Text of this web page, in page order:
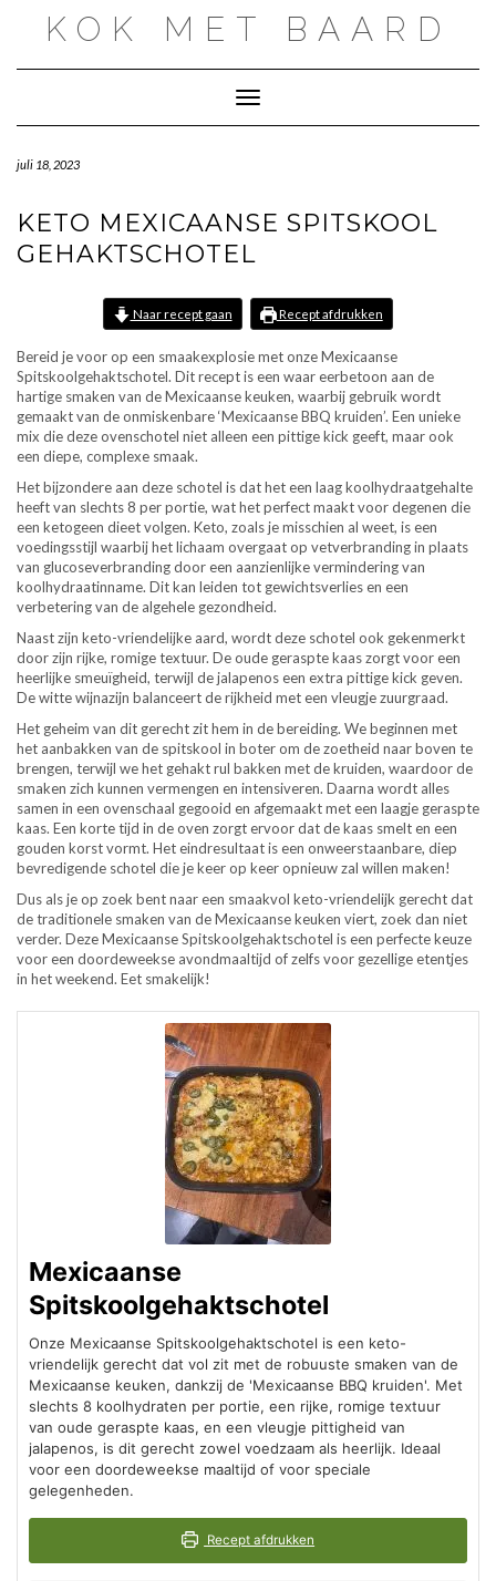
KOK MET BAARD
Toggle navigatie
juli 18, 2023
KETO MEXICAANSE SPITSKOOL
GEHAKTSCHOTEL
Naar recept gaan Recept afdrukken
Bereid je voor op een smaakexplosie met onze Mexicaanse
Spitskoolgehaktschotel. Dit recept is een waar eerbetoon aan de
hartige smaken van de Mexicaanse keuken, waarbij gebruik wordt
gemaakt van de onmiskenbare ‘Mexicaanse BBQ kruiden’. Een unieke
mix die deze ovenschotel niet alleen een pittige kick geeft, maar ook
een diepe, complexe smaak.
Het bijzondere aan deze schotel is dat het een laag koolhydraatgehalte
heeft van slechts 8 per portie, wat het perfect maakt voor degenen die
een ketogeen dieet volgen. Keto, zoals je misschien al weet, is een
voedingsstijl waarbij het lichaam overgaat op vetverbranding in plaats
van glucoseverbranding door een aanzienlijke vermindering van
koolhydraatinname. Dit kan leiden tot gewichtsverlies en een
verbetering van de algehele gezondheid.
Naast zijn keto-vriendelijke aard, wordt deze schotel ook gekenmerkt
door zijn rijke, romige textuur. De oude geraspte kaas zorgt voor een
heerlijke smeuïgheid, terwijl de jalapenos een extra pittige kick geven.
De witte wijnazijn balanceert de rijkheid met een vleugje zuurgraad.
Het geheim van dit gerecht zit hem in de bereiding. We beginnen met
het aanbakken van de spitskool in boter om de zoetheid naar boven te
brengen, terwijl we het gehakt rul bakken met de kruiden, waardoor de
smaken zich kunnen vermengen en intensiveren. Daarna wordt alles
samen in een ovenschaal gegooid en afgemaakt met een laagje geraspte
kaas. Een korte tijd in de oven zorgt ervoor dat de kaas smelt en een
gouden korst vormt. Het eindresultaat is een onweerstaanbare, diep
bevredigende schotel die je keer op keer opnieuw zal willen maken!
Dus als je op zoek bent naar een smaakvol keto-vriendelijk gerecht dat
de traditionele smaken van de Mexicaanse keuken viert, zoek dan niet
verder. Deze Mexicaanse Spitskoolgehaktschotel is een perfecte keuze
voor een doordeweekse avondmaaltijd of zelfs voor gezellige etentjes
in het weekend. Eet smakelijk!
Mexicaanse
Spitskoolgehaktschotel
Onze Mexicaanse Spitskoolgehaktschotel is een keto-
vriendelijk gerecht dat vol zit met de robuuste smaken van de
Mexicaanse keuken, dankzij de 'Mexicaanse BBQ kruiden'. Met
slechts 8 koolhydraten per portie, een rijke, romige textuur
van oude geraspte kaas, en een vleugje pittigheid van
jalapenos, is dit gerecht zowel voedzaam als heerlijk. Ideaal
voor een doordeweekse maaltijd of voor speciale
gelegenheden.
Recept afdrukken